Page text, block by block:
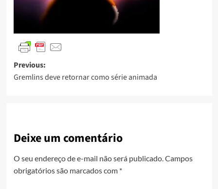
Previous:
Gremlins deve retornar como série animada
Deixe um comentário
O seu endereço de e-mail não será publicado. Campos
obrigatórios são marcados com *